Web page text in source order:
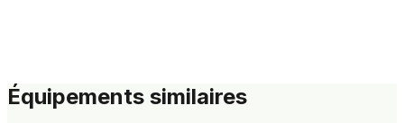
Équipements similaires